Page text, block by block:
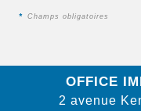
* Champs obligatoires
OFFICE
2 avenue